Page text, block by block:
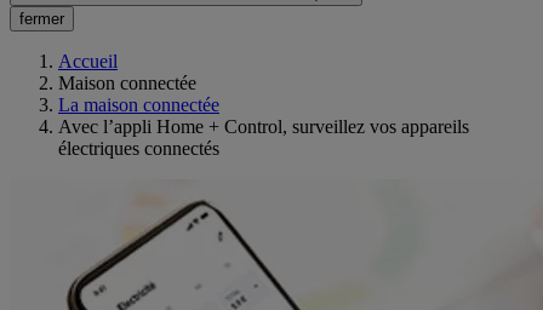
fermer
Accueil
Maison connectée
La maison connectée
Avec l’appli Home + Control, surveillez vos appareils
électriques connectés